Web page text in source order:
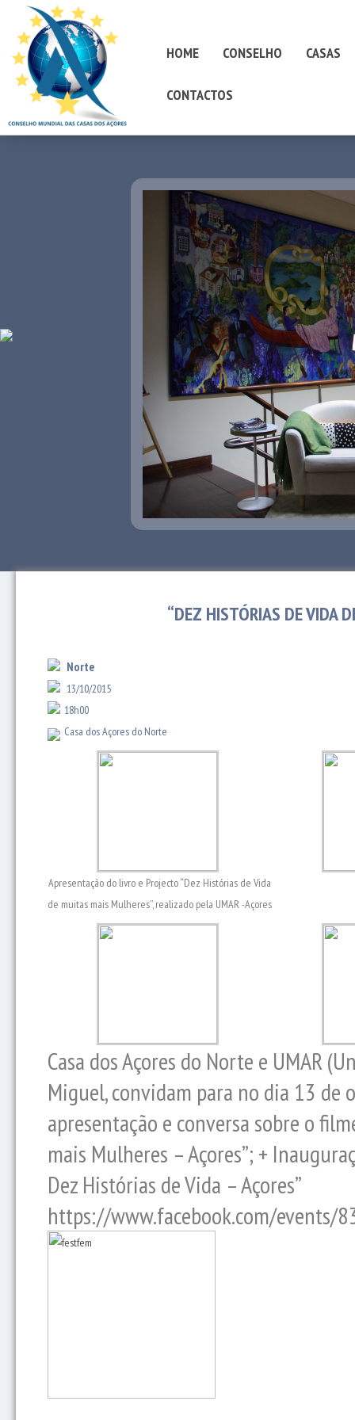
HOME CONSELHO CASAS
CONTACTOS
“DEZ HISTÓRIAS DE VIDA
Norte
13/10/2015
18h00
Casa dos Açores do Norte
Apresentação do livro e Projecto “Dez Histórias de Vida
de muitas mais Mulheres”, realizado pela UMAR -Açores
Casa dos Açores do Norte e UMAR
Miguel, convidam para no dia 13 de
apresentação e conversa sobre o
mais Mulheres – Açores”; +
Dez Histórias de Vida – Açores”
https://www.facebook.com/events/